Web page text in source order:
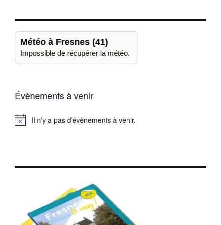
Météo à Fresnes (41)
Impossible de récupérer la météo.
Évènements à venir
NoticeIl n’y a pas d’évènements à venir.